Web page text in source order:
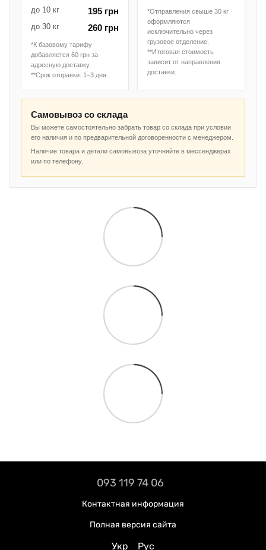
до 10 кг 195 грн
до 30 кг 260 грн
*К базовому тарифу
добавляется 60 грн за
адресную доставку.
**Срок отправки: 1–3 дня.
*Отправления свыше 30 кг
оформляются
исключительно через
грузовое отделение.
**Итоговая стоимость
зависит от направления
доставки.
Самовывоз со склада
Вы можете самостоятельно забрать товар со склада при условии
его наличия и по предварительной договоренности с менеджером.
Наличие товара и детали самовывоза уточняйте в мессенджерах
или по телефону.
093 119 74 06
Контактная информация
Полная версия сайта
Укр Рус